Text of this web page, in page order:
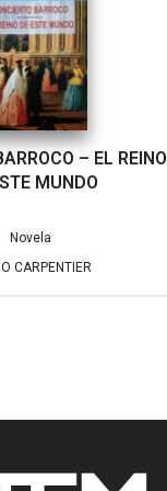
– EL REINO
MUNDO
Novela
CARPENTIER